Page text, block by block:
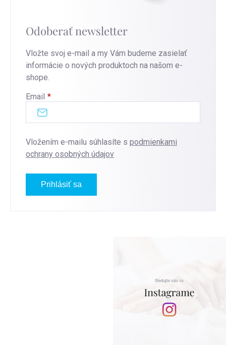
Odoberať newsletter
Vložte svoj e-mail a my Vám budeme zasielať
informácie o nových produktoch na našom e-
shope.
Email
Vložením e-mailu súhlasíte s podmienkami
ochrany osobných údajov
Prihlásiť sa